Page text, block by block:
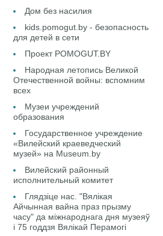
Дом без насилия
kids.pomogut.by - безопасность
для детей в сети
Проект POMOGUT.BY
Народная летопись Великой
Отечественной войны: вспомним
всех
Музеи учреждений
образования
Государственное учреждение
«Вилейский краеведческий
музей» на Museum.by
Вилейский районный
исполнительный комитет
Глядзіце нас. "Вялікая
Айчынная вайна праз прызму
часу" да міжнароднага дня музеяў
і 75 годдзя Вялікай Перамогі